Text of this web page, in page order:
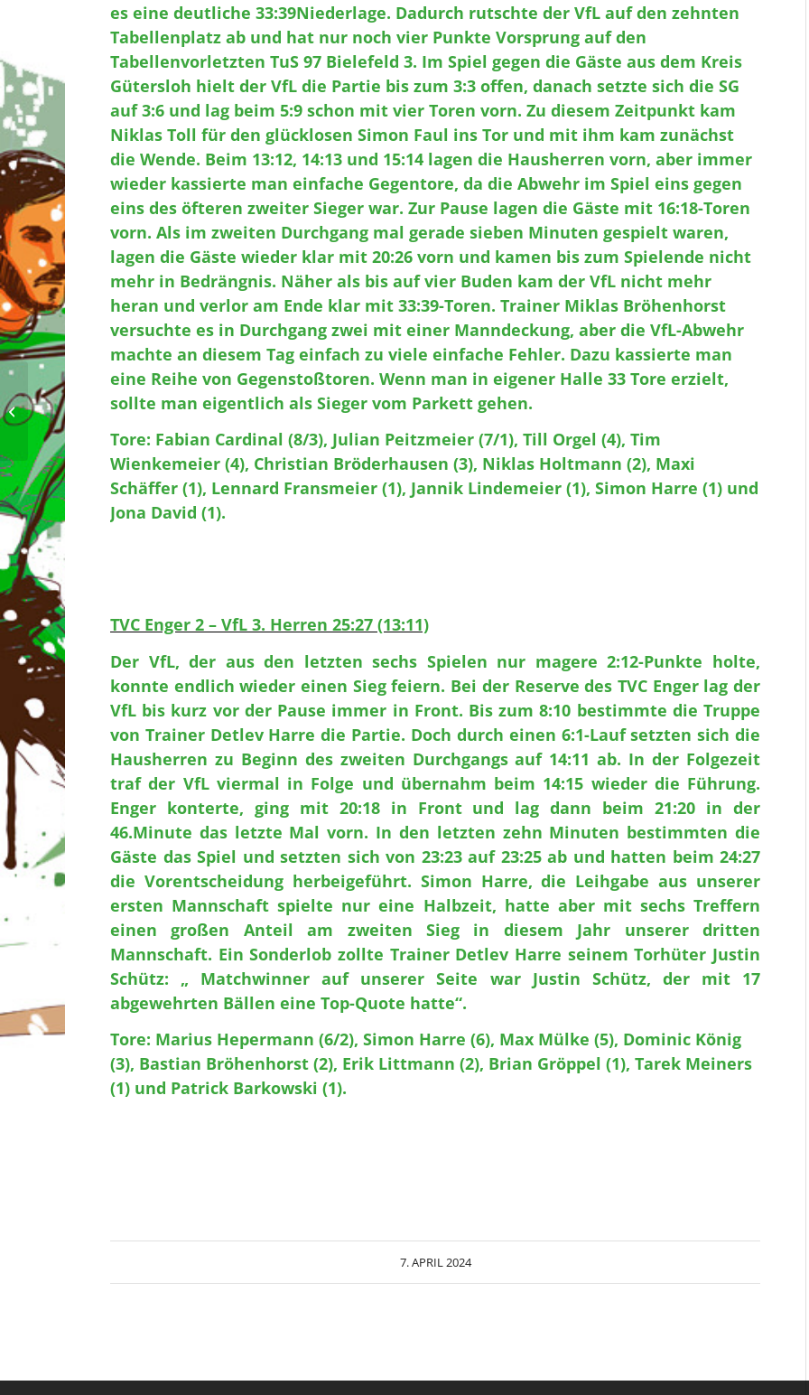
es eine deutliche 33:39­Niederlage. Dadurch rutschte der VfL auf den zehnten
Tabellenplatz ab und hat nur noch vier Punkte Vorsprung auf den
Tabellenvorletzten TuS 97 Bielefeld 3. Im Spiel gegen die Gäste aus dem Kreis
Gütersloh hielt der VfL die Partie bis zum 3:3 offen, danach setzte sich die SG
auf 3:6 und lag beim 5:9 schon mit vier Toren vorn. Zu diesem Zeitpunkt kam
Niklas Toll für den glücklosen Simon Faul ins Tor und mit ihm kam zunächst
die Wende. Beim 13:12, 14:13 und 15:14 lagen die Hausherren vorn, aber immer
wieder kassierte man einfache Gegentore, da die Abwehr im Spiel eins gegen
eins des öfteren zweiter Sieger war. Zur Pause lagen die Gäste mit 16:18-Toren
vorn. Als im zweiten Durchgang mal gerade sieben Minuten gespielt waren,
lagen die Gäste wieder klar mit 20:26 vorn und kamen bis zum Spielende nicht
mehr in Bedrängnis. Näher als bis auf vier Buden kam der VfL nicht mehr
heran und verlor am Ende klar mit 33:39-Toren. Trainer Miklas Bröhenhorst
versuchte es in Durchgang zwei mit einer Manndeckung, aber die VfL-Abwehr
machte an diesem Tag einfach zu viele einfache Fehler. Dazu kassierte man
eine Reihe von Gegenstoßtoren. Wenn man in eigener Halle 33 Tore erzielt,
sollte man eigentlich als Sieger vom Parkett gehen.
Tore: Fabian Cardinal (8/3), Julian Peitzmeier (7/1), Till Orgel (4), Tim
Wienkemeier (4), Christian Bröderhausen (3), Niklas Holtmann (2), Maxi
Schäffer (1), Lennard Fransmeier (1), Jannik Lindemeier (1), Simon Harre (1) und
Jona David (1).
TVC Enger 2 – VfL 3. Herren 25:27 (13:11)
Der VfL, der aus den letzten sechs Spielen nur magere 2:12-Punkte holte,
konnte endlich wieder einen Sieg feiern. Bei der Reserve des TVC Enger lag der
VfL bis kurz vor der Pause immer in Front. Bis zum 8:10 bestimmte die Truppe
von Trainer Detlev Harre die Partie. Doch durch einen 6:1-Lauf setzten sich die
Hausherren zu Beginn des zweiten Durchgangs auf 14:11 ab. In der Folgezeit
traf der VfL viermal in Folge und übernahm beim 14:15 wieder die Führung.
Enger konterte, ging mit 20:18 in Front und lag dann beim 21:20 in der
46.Minute das letzte Mal vorn. In den letzten zehn Minuten bestimmten die
Gäste das Spiel und setzten sich von 23:23 auf 23:25 ab und hatten beim 24:27
die Vorentscheidung herbeigeführt. Simon Harre, die Leihgabe aus unserer
ersten Mannschaft spielte nur eine Halbzeit, hatte aber mit sechs Treffern
einen großen Anteil am zweiten Sieg in diesem Jahr unserer dritten
Mannschaft. Ein Sonderlob zollte Trainer Detlev Harre seinem Torhüter Justin
Schütz: „ Matchwinner auf unserer Seite war Justin Schütz, der mit 17
abgewehrten Bällen eine Top-Quote hatte“.
Tore: Marius Hepermann (6/2), Simon Harre (6), Max Mülke (5), Dominic König
(3), Bastian Bröhenhorst (2), Erik Littmann (2), Brian Gröppel (1), Tarek Meiners
(1) und Patrick Barkowski (1).
7. APRIL 2024
Einladung zur
Jahreshauptversammlung am
06.05.2024 Beginn: 20:00 Uhr